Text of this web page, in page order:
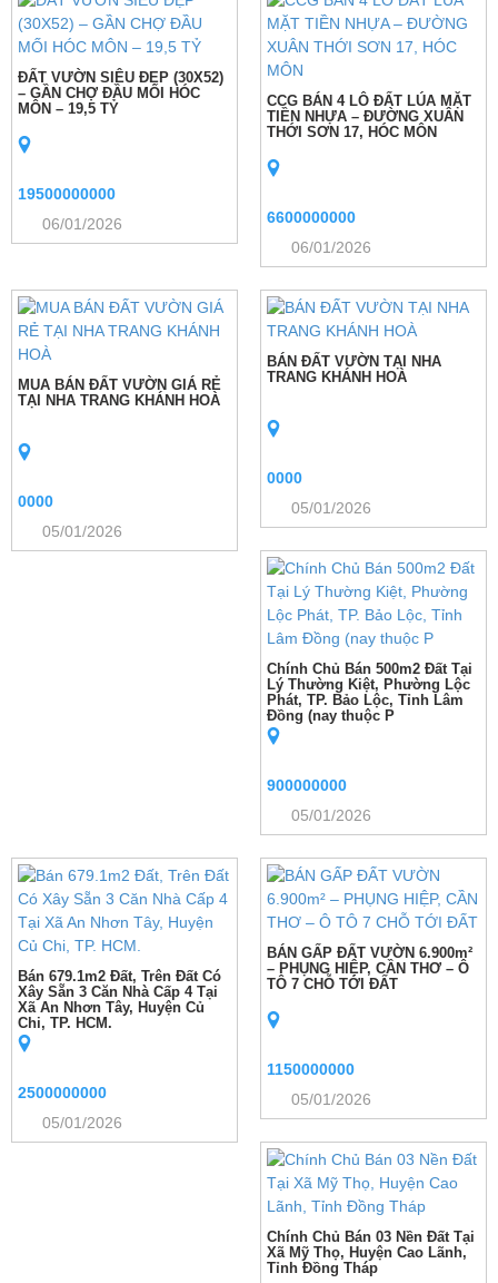
ĐẤT VƯỜN SIÊU ĐẸP (30X52)
– GẦN CHỢ ĐẦU MỐI HÓC
MÔN – 19,5 TỶ
19500000000
06/01/2026
CCG BÁN 4 LÔ ĐẤT LÚA MẶT
TIỀN NHỰA – ĐƯỜNG XUÂN
THỚI SƠN 17, HÓC MÔN
6600000000
06/01/2026
MUA BÁN ĐẤT VƯỜN GIÁ RẺ
TẠI NHA TRANG KHÁNH HOÀ
0000
05/01/2026
BÁN ĐẤT VƯỜN TẠI NHA
TRANG KHÁNH HOÀ
0000
05/01/2026
Chính Chủ Bán 500m2 Đất Tại
Lý Thường Kiệt, Phường Lộc
Phát, TP. Bảo Lộc, Tỉnh Lâm
Đồng (nay thuộc P
900000000
05/01/2026
Bán 679.1m2 Đất, Trên Đất Có
Xây Sẵn 3 Căn Nhà Cấp 4 Tại
Xã An Nhơn Tây, Huyện Củ
Chi, TP. HCM.
2500000000
05/01/2026
BÁN GẤP ĐẤT VƯỜN 6.900m²
– PHỤNG HIỆP, CẦN THƠ – Ô
TÔ 7 CHỖ TỚI ĐẤT
1150000000
05/01/2026
Chính Chủ Bán 03 Nền Đất Tại
Xã Mỹ Thọ, Huyện Cao Lãnh,
Tỉnh Đồng Tháp